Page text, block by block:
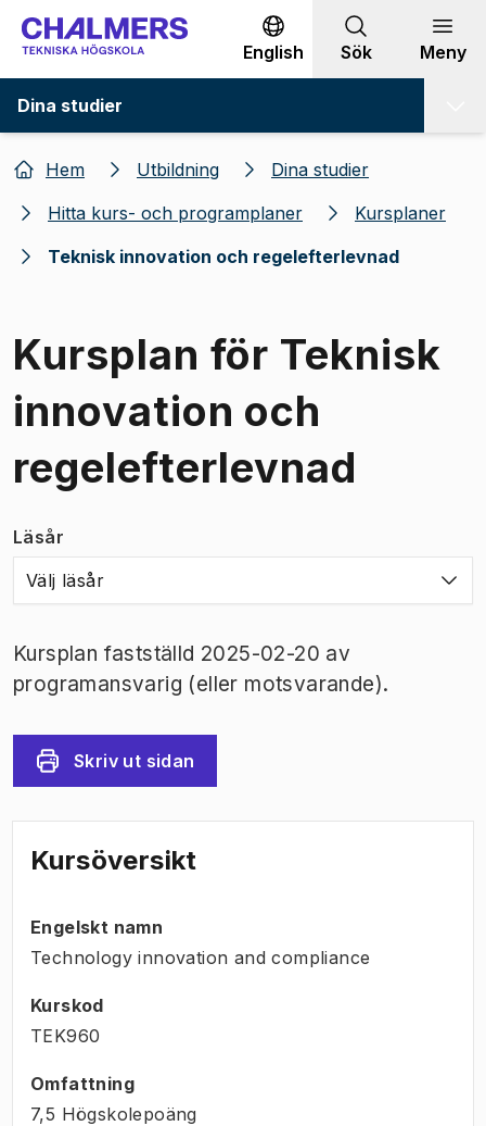
Gå till innehållet
English Sök Meny
Dina studier
Hem Utbildning
Dina studier
Hitta kurs- och programplaner
Kursplaner
Teknisk innovation och regelefterlevnad
Kursplan för Teknisk
innovation och
regelefterlevnad
Läsår
Välj läsår
Kursplan fastställd 2025-02-20 av
programansvarig (eller motsvarande).
Skriv ut sidan
Kursöversikt
Engelskt namn
Technology innovation and compliance
Kurskod
TEK960
Omfattning
7,5 Högskolepoäng